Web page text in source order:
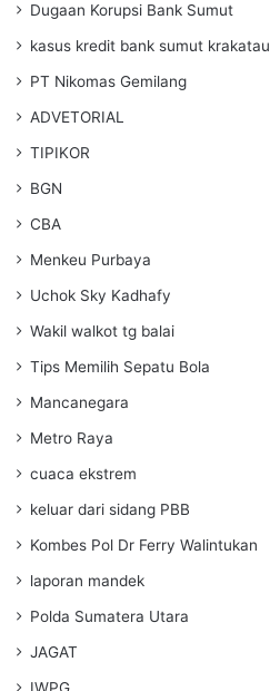
Dugaan Korupsi Bank Sumut
kasus kredit bank sumut krakatau
PT Nikomas Gemilang
ADVETORIAL
TIPIKOR
BGN
CBA
Menkeu Purbaya
Uchok Sky Kadhafy
Wakil walkot tg balai
Tips Memilih Sepatu Bola
Mancanegara
Metro Raya
cuaca ekstrem
keluar dari sidang PBB
Kombes Pol Dr Ferry Walintukan
laporan mandek
Polda Sumatera Utara
JAGAT